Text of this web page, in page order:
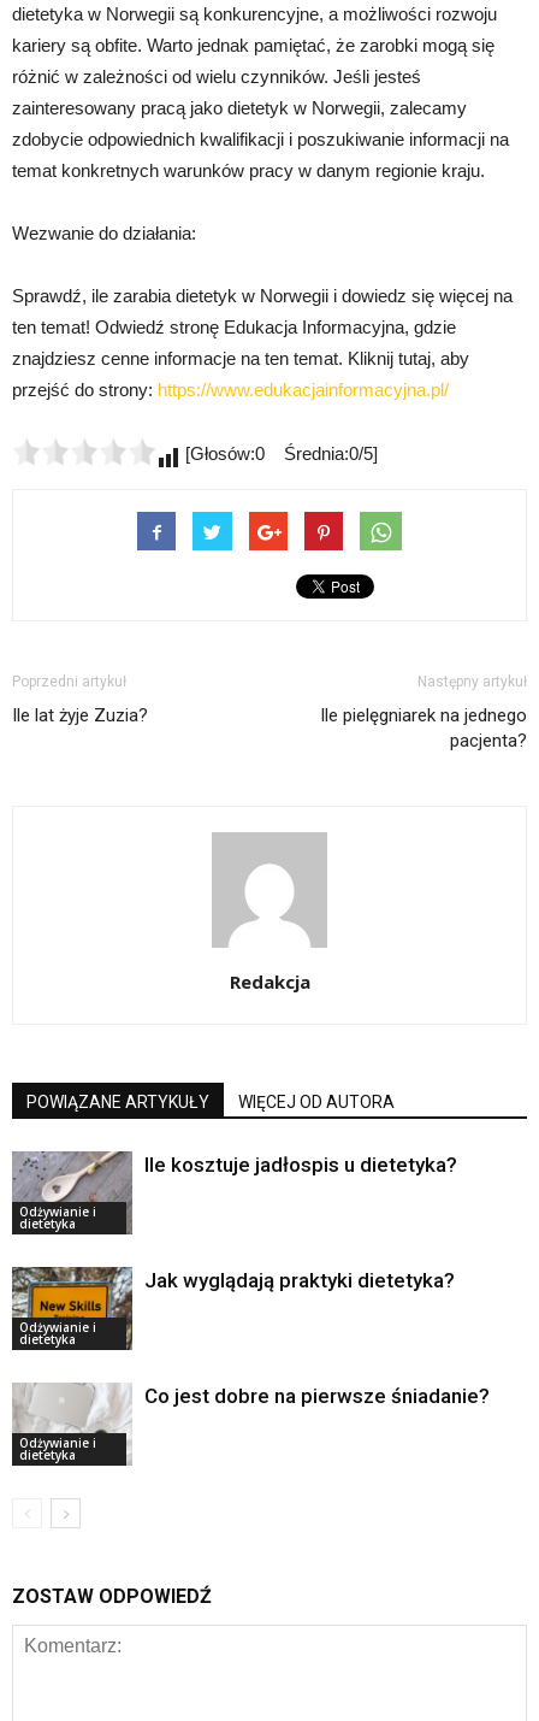
dietetyka w Norwegii są konkurencyjne, a możliwości rozwoju
kariery są obfite. Warto jednak pamiętać, że zarobki mogą się
różnić w zależności od wielu czynników. Jeśli jesteś
zainteresowany pracą jako dietetyk w Norwegii, zalecamy
zdobycie odpowiednich kwalifikacji i poszukiwanie informacji na
temat konkretnych warunków pracy w danym regionie kraju.
Wezwanie do działania:
Sprawdź, ile zarabia dietetyk w Norwegii i dowiedz się więcej na
ten temat! Odwiedź stronę Edukacja Informacyjna, gdzie
znajdziesz cenne informacje na ten temat. Kliknij tutaj, aby
przejść do strony: https://www.edukacjainformacyjna.pl/
[Głosów:0 Średnia:0/5]
Poprzedni artykuł
Ile lat żyje Zuzia?
Następny artykuł
Ile pielęgniarek na jednego
pacjenta?
Redakcja
POWIĄZANE ARTYKUŁY WIĘCEJ OD AUTORA
Odżywianie i
dietetyka
Ile kosztuje jadłospis u dietetyka?
Odżywianie i
dietetyka
Jak wyglądają praktyki dietetyka?
Odżywianie i
dietetyka
Co jest dobre na pierwsze śniadanie?
ZOSTAW ODPOWIEDŹ